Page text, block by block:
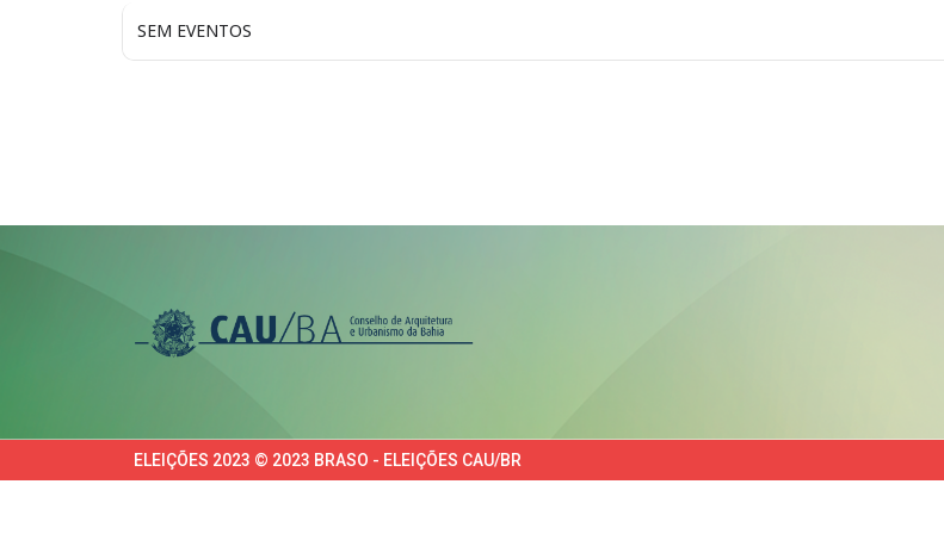
SEM EVENTOS
ELEIÇÕES 2023 © 2023 BRASO - ELEIÇÕES CAU/BR